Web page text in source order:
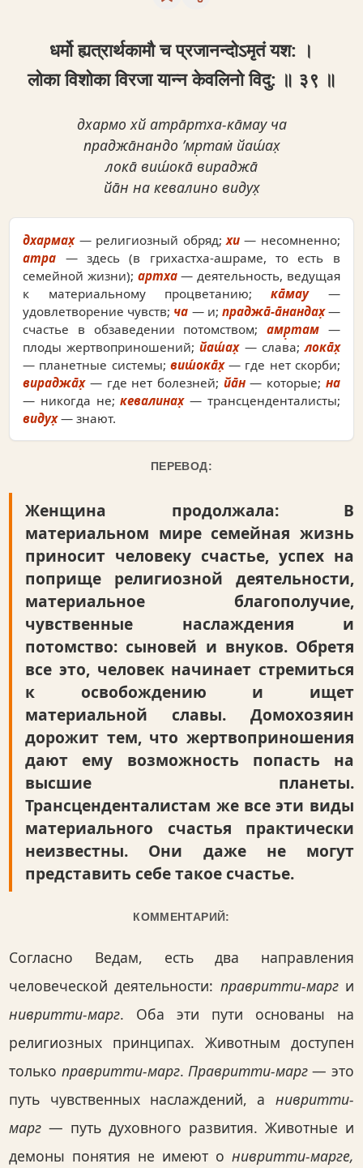
धर्मो ह्यत्रार्थकामौ च प्रजानन्दोऽमृतं यश: ।
लोका विशोका विरजा यान्न केवलिनो विदु: ॥ ३९ ॥
дхармо хй атра̄ртха-ка̄мау ча
праджа̄нандо ’мр̣там̇ йаш́ах̣
лока̄ виш́ока̄ вираджа̄
йа̄н на кевалино видух̣
дхармах̣— религиозный обряд;хи— несомненно;
атра — здесь (в грихастха-ашраме, то есть в
семейной жизни); артха— деятельность, ведущая
к материальному процветанию;ка̄мау—
удовлетворение чувств; ча — и; праджа̄-а̄нандах̣—
счастье в обзаведении потомством;амр̣там —
плоды жертвоприношений;йаш́ах̣— слава;лока̄х̣
— планетные системы; виш́ока̄х̣— где нет скорби;
вираджа̄х̣— где нет болезней; йа̄н— которые; на
— никогда не;кевалинах̣— трансценденталисты;
видух̣— знают.
ПЕРЕВОД:
Женщина продолжала: В
материальном мире семейная жизнь
приносит человеку счастье, успех на
поприще религиозной деятельности,
материальное благополучие,
чувственные наслаждения и
потомство: сыновей и внуков. Обретя
все это, человек начинает стремиться
к освобождению и ищет
материальной славы. Домохозяин
дорожит тем, что жертвоприношения
дают ему возможность попасть на
высшие планеты.
Трансценденталистам же все эти виды
материального счастья практически
неизвестны. Они даже не могут
представить себе такое счастье.
КОММЕНТАРИЙ:
Согласно Ведам, есть два направления
человеческой деятельности: правритти-марги
нивритти-марг. Оба эти пути основаны на
религиозных принципах. Животным доступен
только правритти-марг.Правритти-марг — это
путь чувственных наслаждений, а нивритти-
марг — путь духовного развития. Животные и
демоны понятия не имеют о нивритти-марге,